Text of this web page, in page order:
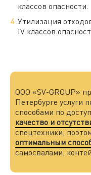
классов опасности.
Утилизация
IV классов
ООО «SV-GROUP»
Петербурге услуги
способами по
качество и
спецтехники,
оптимальным
самосвалами,